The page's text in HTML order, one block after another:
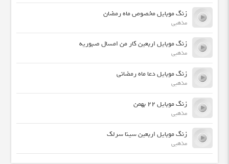
زنگ موبایل مخصوص ماه رمضان
مذهبی
زنگ موبایل اربعین کار من امسال صبوریه
مذهبی
زنگ موبایل دعا ماه رمضانی
مذهبی
زنگ موبایل 22 بهمن
مذهبی
زنگ موبایل اربعین سینا سرلک
مذهبی